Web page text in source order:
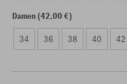
Damen (42,00 €)
34 36 38 40 42